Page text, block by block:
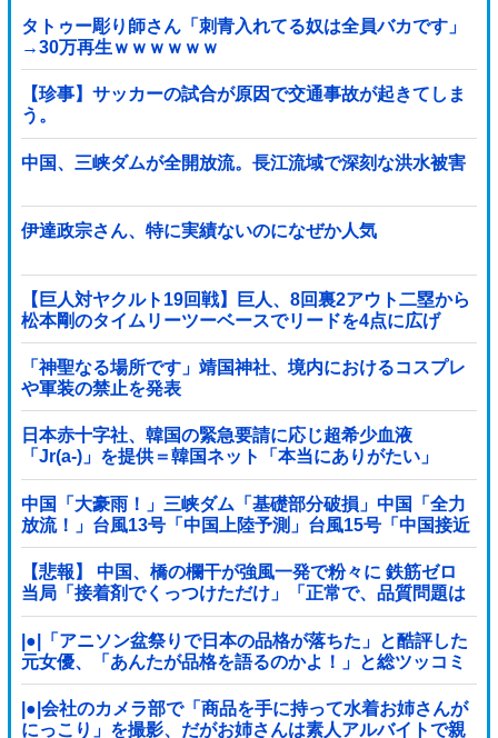
タトゥー彫り師さん「刺青入れてる奴は全員バカです」
→30万再生ｗｗｗｗｗｗ
【珍事】サッカーの試合が原因で交通事故が起きてしま
う。
中国、三峡ダムが全開放流。長江流域で深刻な洪水被害
伊達政宗さん、特に実績ないのになぜか人気
【巨人対ヤクルト19回戦】巨人、8回裏2アウト二塁から
松本剛のタイムリーツーベースでリードを4点に広げ
る！！！！！！！！他
「神聖なる場所です」靖国神社、境内におけるコスプレ
や軍装の禁止を発表
日本赤十字社、韓国の緊急要請に応じ超希少血液
「Jr(a-)」を提供＝韓国ネット「本当にありがたい」
中国「大豪雨！」三峡ダム「基礎部分破損」中国「全力
放流！」台風13号「中国上陸予測」台風15号「中国接近
（画像」中国「台風同時上陸！（穀物生産が壊滅危機」
→
【悲報】 中国、橋の欄干が強風一発で粉々に 鉄筋ゼロ
当局「接着剤でくっつけただけ」「正常で、品質問題は
ない」
|●|「アニソン盆祭りで日本の品格が落ちた」と酷評した
元女優、「あんたが品格を語るのかよ！」と総ツッコミ
を食らってしまい……
|●|会社のカメラ部で「商品を手に持って水着お姉さんが
にっこり」を撮影、だがお姉さんは素人アルバイトで親